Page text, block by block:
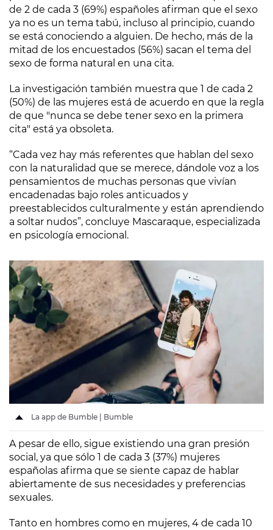
de 2 de cada 3 (69%) españoles afirman que el sexo
ya no es un tema tabú, incluso al principio, cuando
se está conociendo a alguien. De hecho, más de la
mitad de los encuestados (56%) sacan el tema del
sexo de forma natural en una cita.
La investigación también muestra que 1 de cada 2
(50%) de las mujeres está de acuerdo en que la regla
de que "nunca se debe tener sexo en la primera
cita" está ya obsoleta.
“Cada vez hay más referentes que hablan del sexo
con la naturalidad que se merece, dándole voz a los
pensamientos de muchas personas que vivían
encadenadas bajo roles anticuados y
preestablecidos culturalmente y están aprendiendo
a soltar nudos”, concluye Mascaraque, especializada
en psicología emocional.
La app de Bumble | Bumble
A pesar de ello, sigue existiendo una gran presión
social, ya que sólo 1 de cada 3 (37%) mujeres
españolas afirma que se siente capaz de hablar
abiertamente de sus necesidades y preferencias
sexuales.
Tanto en hombres como en mujeres, 4 de cada 10